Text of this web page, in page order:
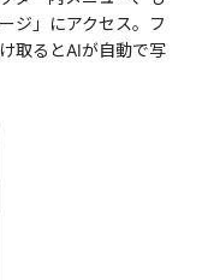
ジ」にアクセス。フ
取るとAIが自動で写